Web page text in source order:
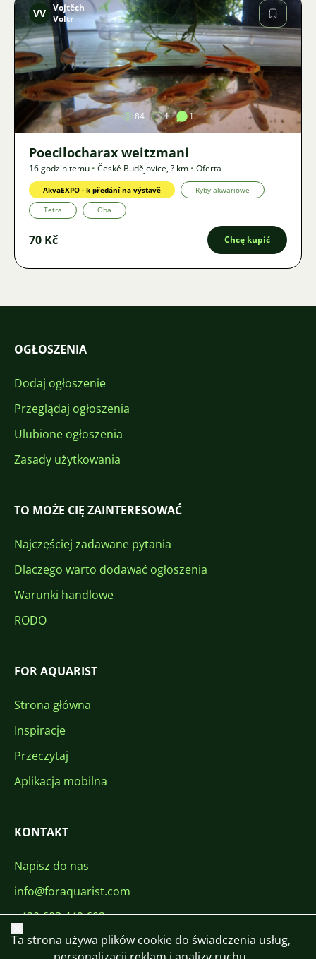
Zdjęcie
VV Vojtěch
Voltr
84 1 1
Poecilocharax weitzmani
16 godzin temu • České Budějovice,? km • Oferta
AkvaEXPO - k předání na výstavě Ryby akwariowe
Tetra Oba
70 Kč Chcę kupić
OGŁOSZENIA
Dodaj ogłoszenie
Przeglądaj ogłoszenia
Ulubione ogłoszenia
Zasady użytkowania
TO MOŻE CIĘ ZAINTERESOWAĆ
Najczęściej zadawane pytania
Dlaczego warto dodawać ogłoszenia
Warunki handlowe
RODO
FOR AQUARIST
Strona główna
Inspiracje
Przeczytaj
Aplikacja mobilna
KONTAKT
Napisz do nas
info@foraquarist.com
+420 603 449 602
Zamknij
Ta strona używa plików cookie do świadczenia usług,